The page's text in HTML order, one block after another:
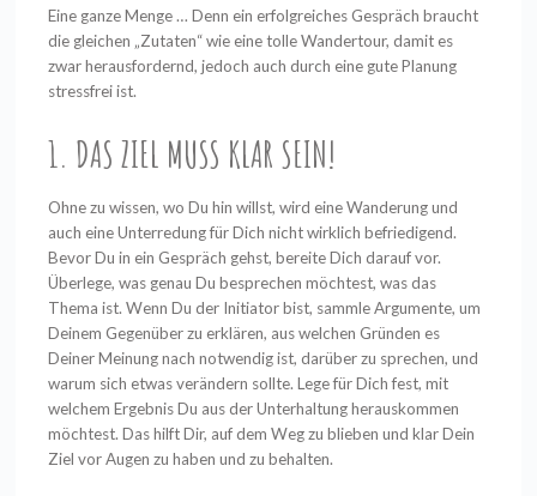
Eine ganze Menge … Denn ein erfolgreiches Gespräch braucht
die gleichen „Zutaten“ wie eine tolle Wandertour, damit es
zwar herausfordernd, jedoch auch durch eine gute Planung
stressfrei ist.
1. DAS ZIEL MUSS KLAR SEIN!
Ohne zu wissen, wo Du hin willst, wird eine Wanderung und
auch eine Unterredung für Dich nicht wirklich befriedigend.
Bevor Du in ein Gespräch gehst, bereite Dich darauf vor.
Überlege, was genau Du besprechen möchtest, was das
Thema ist. Wenn Du der Initiator bist, sammle Argumente, um
Deinem Gegenüber zu erklären, aus welchen Gründen es
Deiner Meinung nach notwendig ist, darüber zu sprechen, und
warum sich etwas verändern sollte. Lege für Dich fest, mit
welchem Ergebnis Du aus der Unterhaltung herauskommen
möchtest. Das hilft Dir, auf dem Weg zu blieben und klar Dein
Ziel vor Augen zu haben und zu behalten.